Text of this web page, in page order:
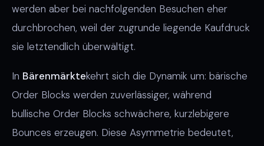
werden aber bei nachfolgenden Besuchen eher
durchbrochen, weil der zugrunde liegende Kaufdruck
sie letztendlich überwältigt.
In Bärenmärktekehrt sich die Dynamik um: bärische
Order Blocks werden zuverlässiger, während
bullische Order Blocks schwächere, kurzlebigere
Bounces erzeugen. Diese Asymmetrie bedeutet,